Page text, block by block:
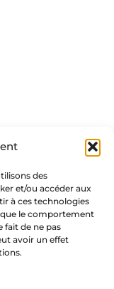
des
et/ou accéder aux
à ces technologies
le comportement
fait de ne pas
avoir un effet